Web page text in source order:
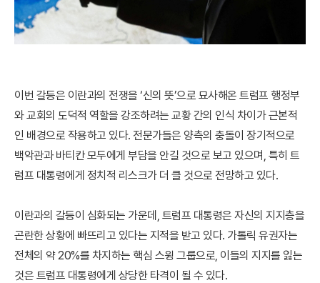
이번 갈등은 이란과의 전쟁을 ‘신의 뜻’으로 묘사해온 트럼프 행정부
와 교회의 도덕적 역할을 강조하려는 교황 간의 인식 차이가 근본적
인 배경으로 작용하고 있다. 전문가들은 양측의 충돌이 장기적으로
백악관과 바티칸 모두에게 부담을 안길 것으로 보고 있으며, 특히 트
럼프 대통령에게 정치적 리스크가 더 클 것으로 전망하고 있다.
이란과의 갈등이 심화되는 가운데, 트럼프 대통령은 자신의 지지층을
곤란한 상황에 빠뜨리고 있다는 지적을 받고 있다. 가톨릭 유권자는
전체의 약 20%를 차지하는 핵심 스윙 그룹으로, 이들의 지지를 잃는
것은 트럼프 대통령에게 상당한 타격이 될 수 있다.